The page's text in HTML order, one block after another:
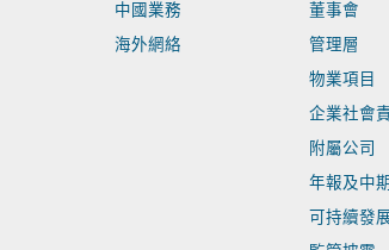
中國業務
海外網絡
董事會
管理層
物業項目
企業社會
附屬公司
年報及中
可持續發